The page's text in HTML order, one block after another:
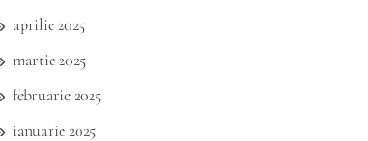
aprilie 2025
martie 2025
februarie 2025
ianuarie 2025